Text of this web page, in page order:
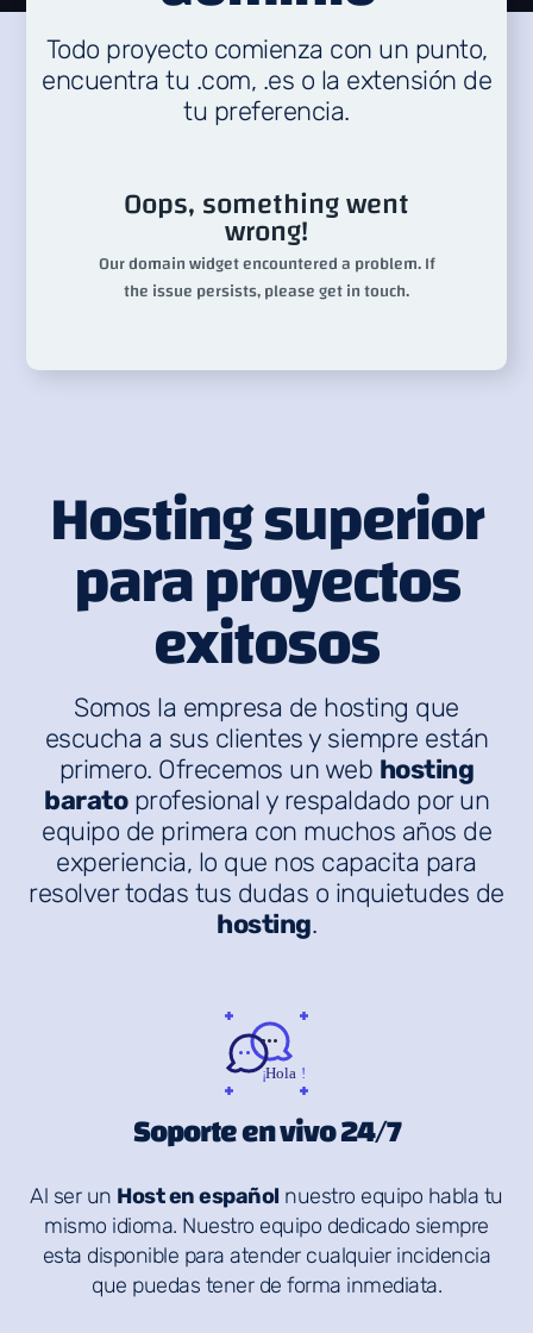
Todo proyecto comienza con un punto,
encuentra tu .com, .es o la extensión de
tu preferencia.
Hosting superior
para proyectos
exitosos
Somos la empresa de hosting que
escucha a sus clientes y siempre están
primero. Ofrecemos un web hosting
baratoprofesional y respaldado por un
equipo de primera con muchos años de
experiencia, lo que nos capacita para
resolver todas tus dudas o inquietudes de
hosting.
Soporte en vivo 24/7
Al ser un Host en español nuestro equipo habla tu
mismo idioma. Nuestro equipo dedicado siempre
esta disponible para atender cualquier incidencia
que puedas tener de forma inmediata.